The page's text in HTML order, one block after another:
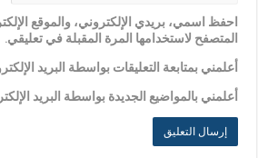
احفظ اسمي، بريدي الإلكتروني، والموقع
المتصفح لاستخدامها المرة المقبلة في تعليقي.
أعلمني بمتابعة التعليقات بواسطة البريد
أعلمني بالمواضيع الجديدة بواسطة البريد